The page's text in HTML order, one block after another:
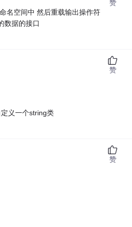
名空间中 然后重载输出操作符
数据的接口
赞
义一个string类
赞
赞